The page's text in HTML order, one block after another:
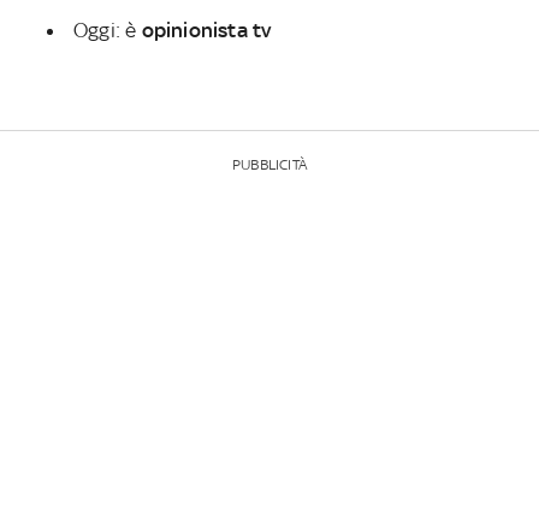
Oggi: è opinionista tv
PUBBLICITÀ